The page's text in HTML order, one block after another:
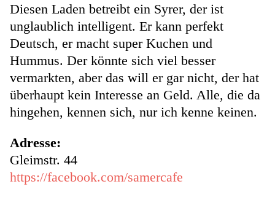
Diesen Laden betreibt ein Syrer, der ist
unglaublich intelligent. Er kann perfekt
Deutsch, er macht super Kuchen und
Hummus. Der könnte sich viel besser
vermarkten, aber das will er gar nicht, der hat
überhaupt kein Interesse an Geld. Alle, die da
hingehen, kennen sich, nur ich kenne keinen.
Adresse:
Gleimstr. 44
https://facebook.com/samercafe